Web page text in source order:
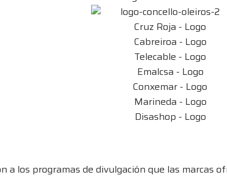
a los programas de divulgación que las marcas